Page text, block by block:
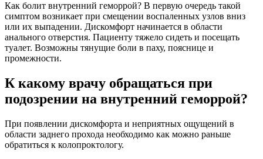
Как болит внутренний геморрой? В первую очередь такой
симптом возникает при смещении воспаленных узлов вниз
или их выпадении. Дискомфорт начинается в области
анального отверстия. Пациенту тяжело сидеть и посещать
туалет. Возможны тянущие боли в паху, пояснице и
промежности.
К какому врачу обращаться при
подозрении на внутренний геморрой?
При появлении дискомфорта и неприятных ощущений в
области заднего прохода необходимо как можно раньше
обратиться к колопроктологу.